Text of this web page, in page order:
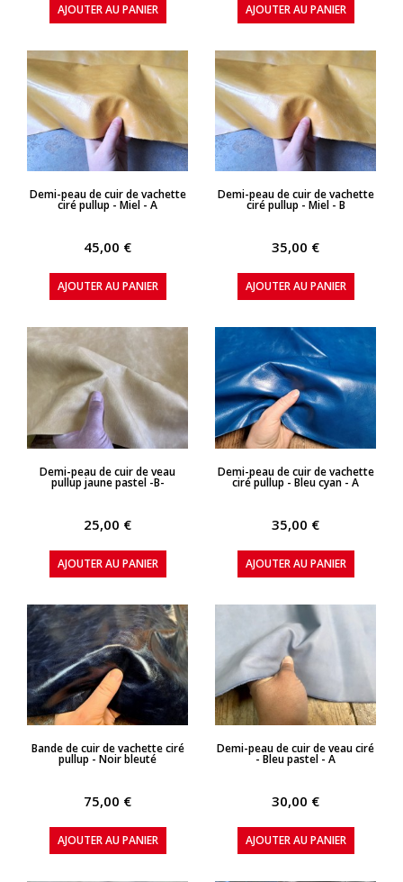
AJOUTER AU PANIER AJOUTER AU PANIER
APERÇU RAPIDE
Demi-peau de cuir de vachette
ciré pullup - Miel - A
45,00 €
AJOUTER AU PANIER
APERÇU RAPIDE
Demi-peau de cuir de vachette
ciré pullup - Miel - B
35,00 €
AJOUTER AU PANIER
APERÇU RAPIDE
Demi-peau de cuir de veau
pullup jaune pastel -B-
25,00 €
AJOUTER AU PANIER
APERÇU RAPIDE
Demi-peau de cuir de vachette
ciré pullup - Bleu cyan - A
35,00 €
AJOUTER AU PANIER
APERÇU RAPIDE
Bande de cuir de vachette ciré
pullup - Noir bleuté
75,00 €
AJOUTER AU PANIER
APERÇU RAPIDE
Demi-peau de cuir de veau ciré
- Bleu pastel - A
30,00 €
AJOUTER AU PANIER